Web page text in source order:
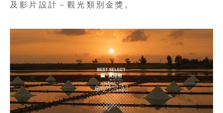
及影片設計－觀光類別金獎。